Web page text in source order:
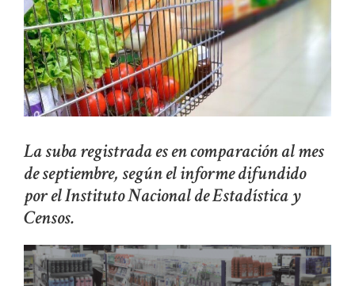
La suba registrada es en comparación al mes
de septiembre, según el informe difundido
por el Instituto Nacional de Estadística y
Censos.